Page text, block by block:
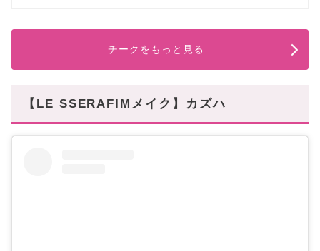
チークをもっと見る
【LE SSERAFIMメイク】カズハ